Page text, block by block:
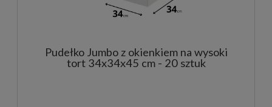
Pudełko Jumbo z okienkiem na wysoki
tort 34x34x45 cm - 20 sztuk